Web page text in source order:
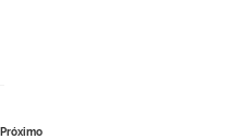
Próximo